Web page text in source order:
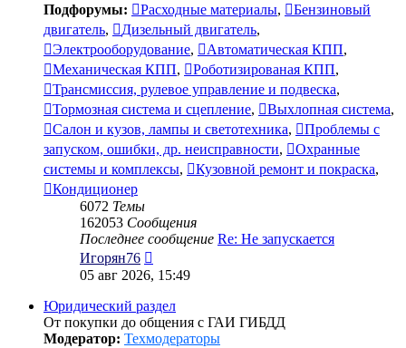
Подфорумы:
Расходные материалы,
Бензиновый
двигатель, Дизельный двигатель,
Электрооборудование, Автоматическая КПП,
Механическая КПП, Роботизированая КПП,
Трансмиссия, рулевое управление и подвеска,
Тормозная система и сцепление, Выхлопная система,
Салон и кузов, лампы и светотехника,
Проблемы с
запуском, ошибки, др. неисправности,
Охранные
системы и комплексы, Кузовной ремонт и покраска,
Кондиционер
6072 Темы
162053 Сообщения
Последнее сообщение Re: Не запускается
Игорян76
к
сообщению
05 авг 2026, 15:49
Юридический раздел
От покупки до общения с ГАИ ГИБДД
Модератор: Техмодераторы